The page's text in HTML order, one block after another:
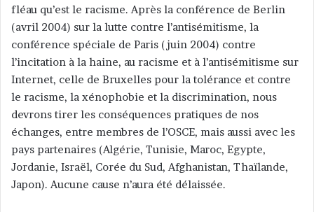
fléau qu’est le racisme. Après la conférence de Berlin
(avril 2004) sur la lutte contre l’antisémitisme, la
conférence spéciale de Paris (juin 2004) contre
l’incitation à la haine, au racisme et à l’antisémitisme sur
Internet, celle de Bruxelles pour la tolérance et contre
le racisme, la xénophobie et la discrimination, nous
devrons tirer les conséquences pratiques de nos
échanges, entre membres de l’OSCE, mais aussi avec les
pays partenaires (Algérie, Tunisie, Maroc, Egypte,
Jordanie, Israël, Corée du Sud, Afghanistan, Thaïlande,
Japon). Aucune cause n’aura été délaissée.